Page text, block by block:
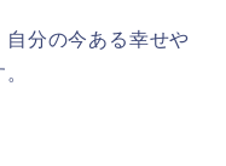
自分の今ある幸せや